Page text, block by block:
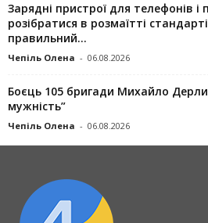
Зарядні пристрої для телефонів і
розібратися в розмаїтті
правильний...
Чепіль Олена - 06.08.2026
Боєць 105 бригади Михайло
мужність”
Чепіль Олена - 06.08.2026